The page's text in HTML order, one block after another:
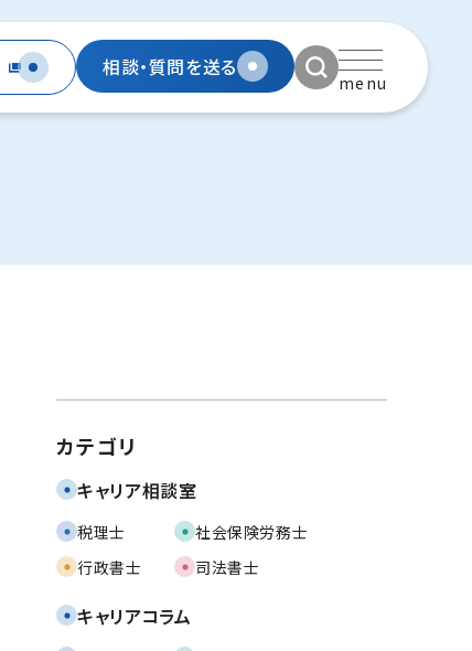
相談・質問を送る
menu
カテゴリ
キャリア相談室
税理士
社会保険労務士
行政書士
司法書士
キャリアコラム